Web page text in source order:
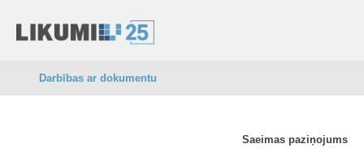
Darbības ar dokumentu
Saeimas paziņojums